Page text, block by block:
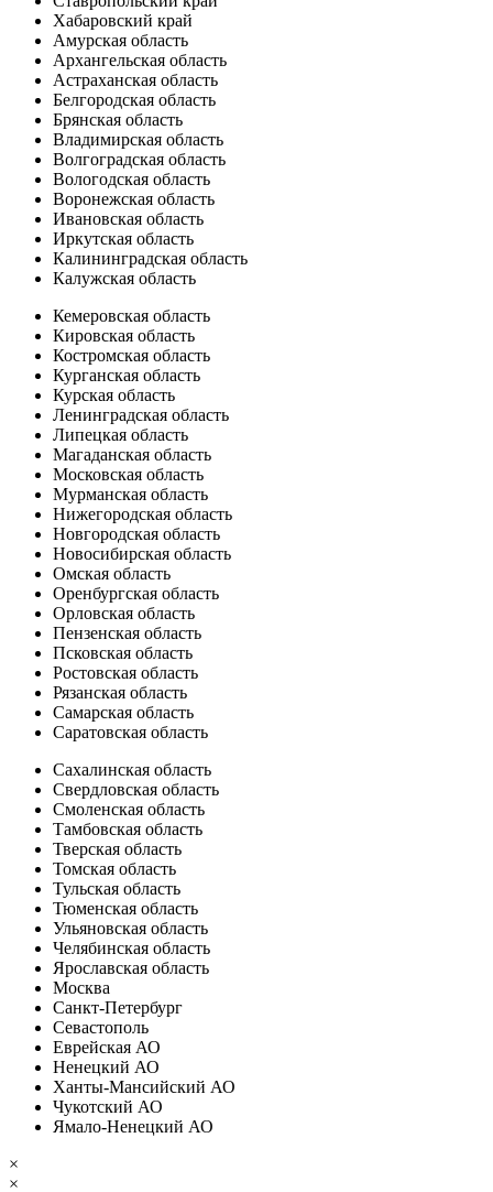
Хабаровский край
Амурская область
Архангельская область
Астраханская область
Белгородская область
Брянская область
Владимирская область
Волгоградская область
Вологодская область
Воронежская область
Ивановская область
Иркутская область
Калининградская область
Калужская область
Кемеровская область
Кировская область
Костромская область
Курганская область
Курская область
Ленинградская область
Липецкая область
Магаданская область
Московская область
Мурманская область
Нижегородская область
Новгородская область
Новосибирская область
Омская область
Оренбургская область
Орловская область
Пензенская область
Псковская область
Ростовская область
Рязанская область
Самарская область
Саратовская область
Сахалинская область
Свердловская область
Смоленская область
Тамбовская область
Тверская область
Томская область
Тульская область
Тюменская область
Ульяновская область
Челябинская область
Ярославская область
Москва
Санкт-Петербург
Севастополь
Еврейская АО
Ненецкий АО
Ханты-Мансийский АО
Чукотский АО
Ямало-Ненецкий АО
×
×